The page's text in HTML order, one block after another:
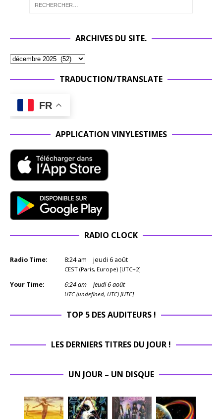
ARCHIVES DU SITE.
TRADUCTION/TRANSLATE
FR
APPLICATION VINYLESTIMES
RADIO CLOCK
Radio Time: 8:24 am jeudi 6 août
CEST (Paris, Europe) [UTC+2]
Your Time: 6:24am jeudi 6 août
UTC (undefined, UTC) [UTC]
TOP 5 DES AUDITEURS !
LES DERNIERS TITRES DU JOUR !
UN JOUR – UN DISQUE